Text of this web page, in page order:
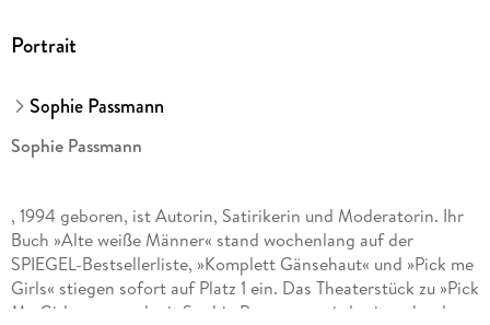
Portrait
Sophie Passmann
Sophie Passmann
, 1994 geboren, ist Autorin, Satirikerin und Moderatorin. Ihr
Buch »Alte weiße Männer« stand wochenlang auf der
SPIEGEL-Bestsellerliste, »Komplett Gänsehaut« und »Pick me
Girls« stiegen sofort auf Platz 1 ein. Das Theaterstück zu »Pick
Me Girls« von und mit Sophie Passmann wird seit mehr als